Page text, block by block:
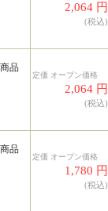
2,064 円
(税込)
品
定価 オープン価格
2,064 円
(税込)
品
定価 オープン価格
1,780 円
(税込)